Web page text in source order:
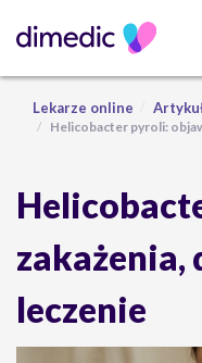
Lekarze online
Helicobacter pyroli:
zakażenia,
leczenie